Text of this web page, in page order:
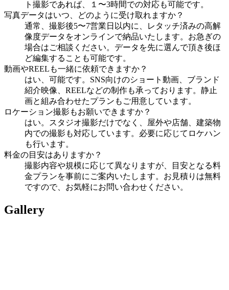
ト撮影であれば、１〜3時間での対応も可能です。
写真データはいつ、どのように受け取れますか？
通常、撮影後5〜7営業日以内に、レタッチ済みの高解
像度データをオンラインで納品いたします。お急ぎの
場合はご相談ください。データを先に選んで頂き後ほ
ど編集することも可能です。
動画やREELも一緒に依頼できますか？
はい、可能です。SNS向けのショート動画、ブランド
紹介映像、REELなどの制作も承っております。静止
画と組み合わせたプランもご用意しています。
ロケーション撮影もお願いできますか？
はい。スタジオ撮影だけでなく、屋外や店舗、建築物
内での撮影も対応しています。必要に応じてロケハン
も行います。
料金の目安はありますか？
撮影内容や規模に応じて異なりますが、目安となる料
金プランを事前にご案内いたします。お見積りは無料
ですので、お気軽にお問い合わせください。
Gallery